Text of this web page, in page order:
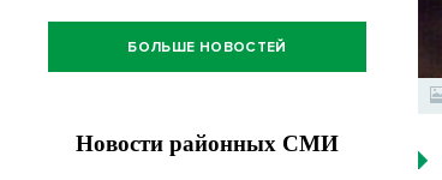
БОЛЬШЕ НОВОСТЕЙ